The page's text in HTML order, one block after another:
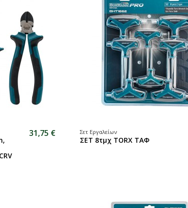
31,75 € Σετ Εργαλείων
ΣΕΤ 8τμχ TORX ΤΑΦ